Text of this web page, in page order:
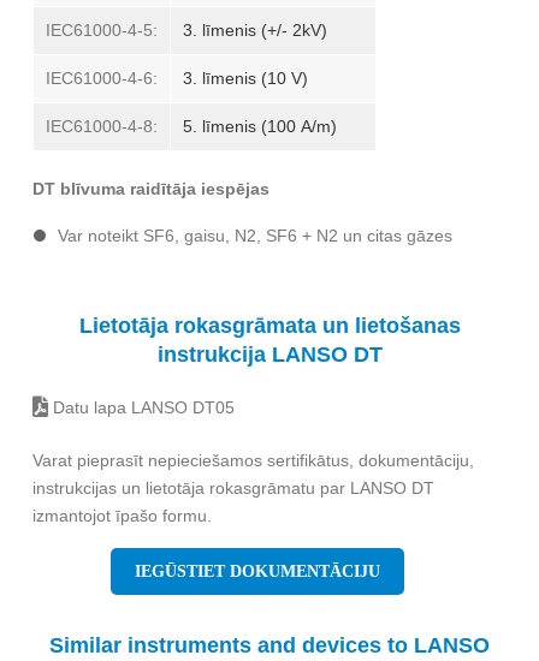
IEC61000-4-5: 3. līmenis (+/- 2kV)
IEC61000-4-6: 3. līmenis (10 V)
IEC61000-4-8: 5. līmenis (100 A/m)
DT blīvuma raidītāja iespējas
Var noteikt SF6, gaisu, N2, SF6 + N2 un citas gāzes
Lietotāja rokasgrāmata un lietošanas
instrukcija LANSO DT
Datu lapa LANSO DT05
Varat pieprasīt nepieciešamos sertifikātus, dokumentāciju,
instrukcijas un lietotāja rokasgrāmatu par LANSO DT
izmantojot īpašo formu.
IEGŪSTIET DOKUMENTĀCIJU
Similar instruments and devices to LANSO